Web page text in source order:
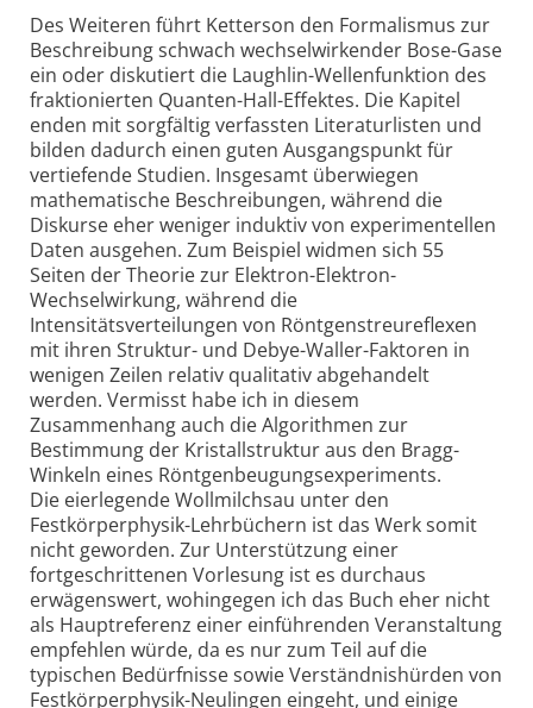
Des Weiteren führt Ketterson den Formalismus zur
Beschreibung schwach wechselwirkender Bose-Gase
ein oder diskutiert die Laughlin-Wellenfunktion des
fraktionierten Quanten-Hall-Effektes. Die Kapitel
enden mit sorgfältig verfassten Literaturlisten und
bilden dadurch einen guten Ausgangspunkt für
vertiefende Studien. Insgesamt überwiegen
mathematische Beschreibungen, während die
Diskurse eher weniger induktiv von experimentellen
Daten ausgehen. Zum Beispiel widmen sich 55
Seiten der Theorie zur Elektron-Elektron-
Wechselwirkung, während die
Intensitätsverteilungen von Röntgen­streureflexen
mit ihren Struktur- und Debye-Waller-Faktoren in
wenigen Zeilen relativ qualitativ abgehandelt
werden. Vermisst habe ich in diesem
Zusammenhang auch die Algorithmen zur
Bestimmung der Kristallstruktur aus den Bragg-
Winkeln eines Röntgen­beugungsexperiments.
Die eierlegende Wollmilchsau unter den
Festkörperphysik-Lehrbüchern ist das Werk somit
nicht geworden. Zur Unterstützung einer
fortgeschrittenen Vorlesung ist es durchaus
erwägenswert, wohingegen ich das Buch eher nicht
als Hauptreferenz einer einführenden Veranstaltung
empfehlen würde, da es nur zum Teil auf die
typischen Bedürfnisse sowie Verständnis­hürden von
Festkörperphysik-Neulingen eingeht, und einige